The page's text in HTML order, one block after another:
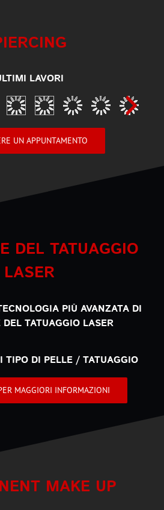
LAVORI
UN APPUNTAMENTO
DEL TATUAGGIO
LASER
PIÙ AVANZATA DI
TATUAGGIO LASER
TIPO DI PELLE / TATUAGGIO
MAGGIORI INFORMAZIONI
MAKE UP